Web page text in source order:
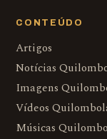
CONTEÚDO
Artigos
Notícias
Imagens
Vídeos
Músicas